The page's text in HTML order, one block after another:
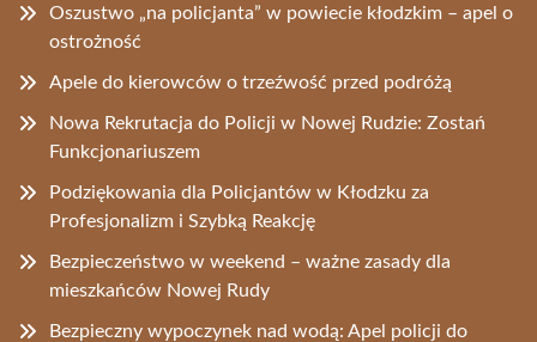
Oszustwo „na policjanta” w powiecie kłodzkim – apel o
ostrożność
Apele do kierowców o trzeźwość przed podróżą
Nowa Rekrutacja do Policji w Nowej Rudzie: Zostań
Funkcjonariuszem
Podziękowania dla Policjantów w Kłodzku za
Profesjonalizm i Szybką Reakcję
Bezpieczeństwo w weekend – ważne zasady dla
mieszkańców Nowej Rudy
Bezpieczny wypoczynek nad wodą: Apel policji do